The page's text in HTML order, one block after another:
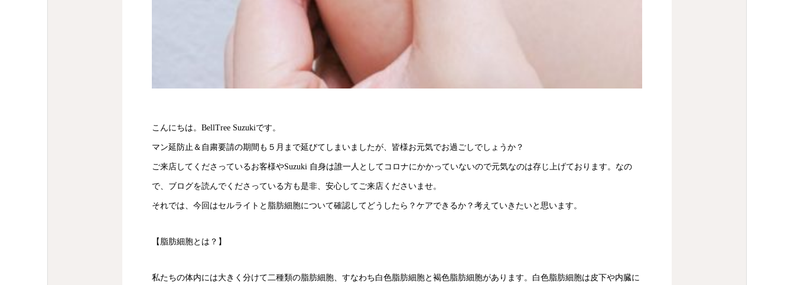
こんにちは。BellTree Suzukiです。
マン延防止＆自粛要請の期間も５月まで延びてしまいましたが、皆様お元気でお過ごしでしょうか？
ご来店してくださっているお客様やSuzuki 自身は誰一人としてコロナにかかっていないので元気なのは存じ上げております。なの
で、ブログを読んでくださっている方も是非、安心してご来店くださいませ。
それでは、今回はセルライトと脂肪細胞について確認してどうしたら？ケアできるか？考えていきたいと思います。
【脂肪細胞とは？】
私たちの体内には大きく分けて二種類の脂肪細胞、すなわち白色脂肪細胞と褐色脂肪細胞があります。白色脂肪細胞は皮下や内臓に